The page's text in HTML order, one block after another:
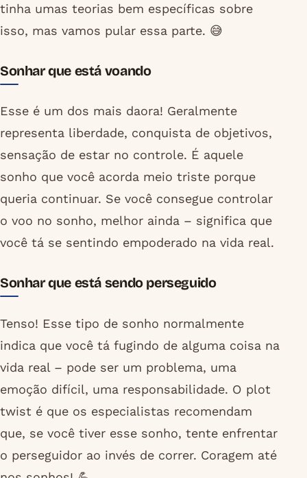
tinha umas teorias bem específicas sobre
isso, mas vamos pular essa parte. 😅
Sonhar que está voando
Esse é um dos mais daora! Geralmente
representa liberdade, conquista de objetivos,
sensação de estar no controle. É aquele
sonho que você acorda meio triste porque
queria continuar. Se você consegue controlar
o voo no sonho, melhor ainda – significa que
você tá se sentindo empoderado na vida real.
Sonhar que está sendo perseguido
Tenso! Esse tipo de sonho normalmente
indica que você tá fugindo de alguma coisa na
vida real – pode ser um problema, uma
emoção difícil, uma responsabilidade. O plot
twist é que os especialistas recomendam
que, se você tiver esse sonho, tente enfrentar
o perseguidor ao invés de correr. Coragem até